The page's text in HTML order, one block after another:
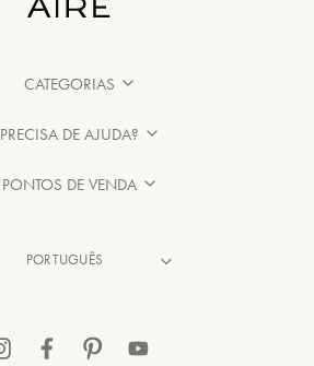
CATEGORIAS
PRECISA DE AJUDA?
PONTOS DE VENDA